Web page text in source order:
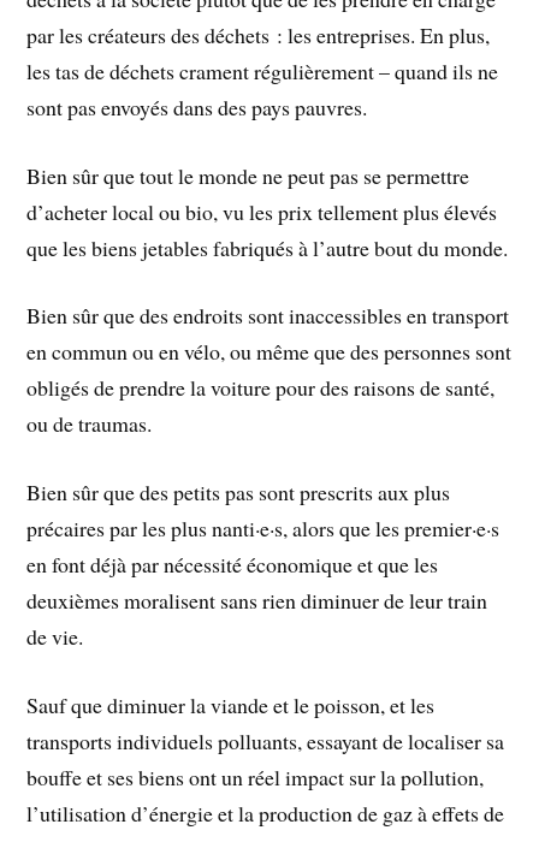
par les créateurs des déchets : les entreprises. En plus,
les tas de déchets crament régulièrement – quand ils ne
sont pas envoyés dans des pays pauvres.
Bien sûr que tout le monde ne peut pas se permettre
d’acheter local ou bio, vu les prix tellement plus élevés
que les biens jetables fabriqués à l’autre bout du monde.
Bien sûr que des endroits sont inaccessibles en transport
en commun ou en vélo, ou même que des personnes sont
obligés de prendre la voiture pour des raisons de santé,
ou de traumas.
Bien sûr que des petits pas sont prescrits aux plus
précaires par les plus nanti·e·s, alors que les premier·e·s
en font déjà par nécessité économique et que les
deuxièmes moralisent sans rien diminuer de leur train
de vie.
Sauf que diminuer la viande et le poisson, et les
transports individuels polluants, essayant de localiser sa
bouffe et ses biens ont un réel impact sur la pollution,
l’utilisation d’énergie et la production de gaz à effets de